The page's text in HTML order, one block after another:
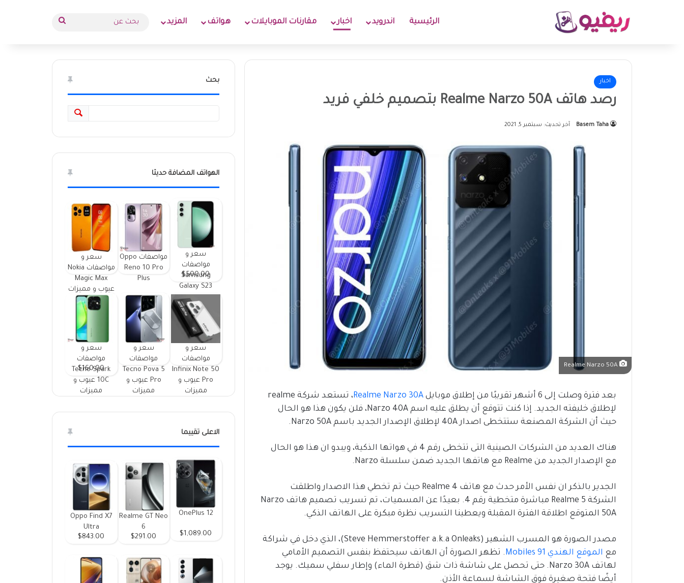
الرئيسية اندرويد اخبار مقارنات الموبايلات هواتف المزيد بحث
اخبار
رصد هاتف Realme Narzo 50A بتصميم خلفي فريد
Basem Taha آخر تحديث: سبتمبر 5, 2021
بعد فترة وصلت إلى 6 أشهر تقريبًا من إطلاق موبايل Realme Narzo 30A
، تستعد شركة realme
لإطلاق خليفته الجديد. إذا كنت تتوقع أن يطلق عليه اسم Narzo 40A، فلن يكون هذا هو الحال
حيث أن الشركة المصنعة ستتخطى اصدار 40A لإطلاق الإصدار الجديد باسم Narzo 50A.
هناك العديد من الشركات الصينية التى تتخطى رقم 4 في هواتها الذكية، ويبدو ان هذا هو الحال
مع الإصدار الجديد من Realme مع هاتفها الجديد ضمن سلسلة Narzo.
الجدير بالذكر ان نفس الأمر حدث مع هاتف Realme 4 حيث تم تخطي هذا الاصدار واطلقت
الشركة Realme 5 مباشرة متخطية رقم 4. بعيدًا عن المسميات، تم تسريب تصميم هاتف Narzo
50A المتوقع اطلاقة الفترة المقبلة ويعطينا التسريب نظرة مبكرة على الهاتف الذكي.
مصدر الصورة هو المسرب الشهير (Steve Hemmerstoffer a.k.a Onleaks)، الذي دخل في شراكة
مع الموقع الهندي 91 Mobiles
. تظهر الصورة أن الهاتف سيحتفظ بنفس التصميم الأمامي
لهاتف Narzo 30A. حتى تحصل على شاشة ذات شق (قطرة الماء) وإطار سفلي سميك. يوجد
أيضًا فتحة صغيرة فوق الشاشة لسماعة الأذن.
بحث
الهواتف المضافة حديثا
سعر و
مواصفات
Samsung
Galaxy S23
FE ومميزات
وعيوب
$500.00
مواصفات Oppo
Reno 10 Pro
Plus
سعر و
مواصفات Nokia
Magic Max
عيوب و مميزات
سعر و
مواصفات
Infinix Note 50
Pro عيوب و
مميزات
سعر و
مواصفات
Tecno Pova 5
Pro عيوب و
مميزات
سعر و
مواصفات
Tecno Spark
10C عيوب و
مميزات
$160.00
الاعلى تقييما
OnePlus 12
$1,089.00
Realme GT Neo
6
$291.00
Oppo Find X7
Ultra
$843.00